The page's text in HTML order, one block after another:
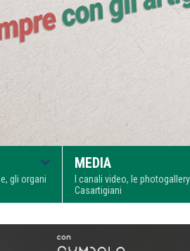
gli organi
MEDIA
I canali video, le
Casartigiani